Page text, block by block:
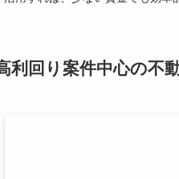
利回り案件中心の